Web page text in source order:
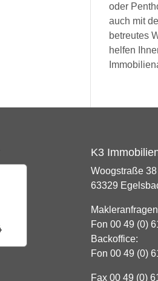
oder
auch mit
betreutes
helfen
K3
Woogstraße 38
63329
Fon 00 49 (0)
Backoffice:
Fon 00 49 (0)
Fax 00 49 (0)